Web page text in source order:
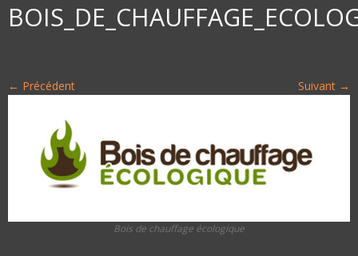
← Précédent Suivant →
Bois de chauffage écologique